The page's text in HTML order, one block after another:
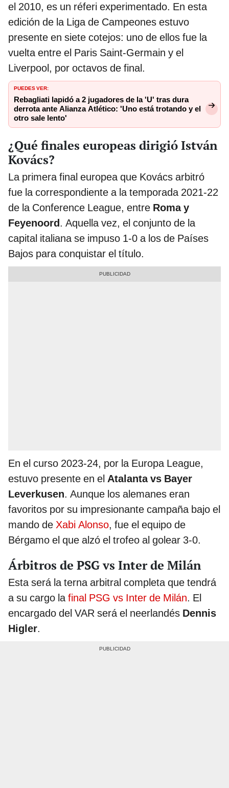
el 2010, es un réferi experimentado. En esta
edición de la Liga de Campeones estuvo
presente en siete cotejos: uno de ellos fue la
vuelta entre el Paris Saint-Germain y el
Liverpool, por octavos de final.
PUEDES VER:
Rebagliati lapidó a 2 jugadores de la 'U' tras dura
derrota ante Alianza Atlético: 'Uno está trotando y el
otro sale lento'
¿Qué finales europeas dirigió István
Kovács?
La primera final europea que Kovács arbitró
fue la correspondiente a la temporada 2021-22
de la Conference League, entre Roma y
Feyenoord. Aquella vez, el conjunto de la
capital italiana se impuso 1-0 a los de Países
Bajos para conquistar el título.
En el curso 2023-24, por la Europa League,
estuvo presente en el Atalanta vs Bayer
Leverkusen. Aunque los alemanes eran
favoritos por su impresionante campaña bajo el
mando de Xabi Alonso, fue el equipo de
Bérgamo el que alzó el trofeo al golear 3-0.
Árbitros de PSG vs Inter de Milán
Esta será la terna arbitral completa que tendrá
a su cargo lafinal PSG vs Inter de Milán. El
encargado del VAR será el neerlandés Dennis
Higler.